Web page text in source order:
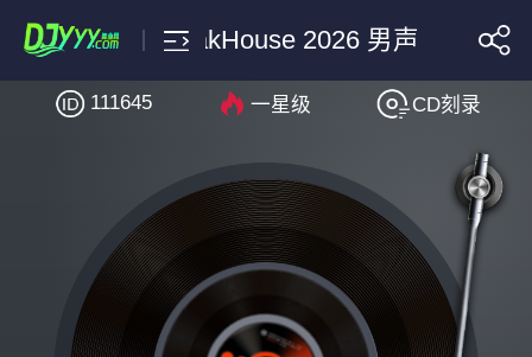
搜索
陶喆-小镇姑娘-DjRer
111645 一星级 CD刻录